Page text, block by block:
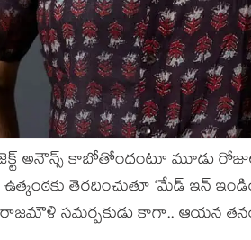
అనౌన్స్ కాబోతోందంటూ మూడు
తెరదించుతూ ‘మేడ్ ఇన్
రాజమౌళి సమర్పకుడు కాగా.. ఆయన